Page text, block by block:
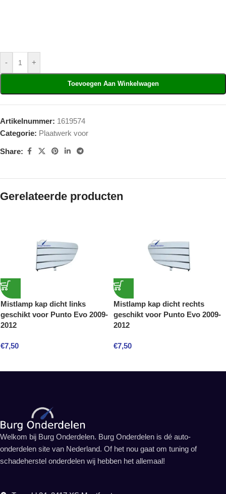
- +
Toevoegen Aan Winkelwagen
Artikelnummer: 1619574
Categorie: Plaatwerk voor
Share:
Gerelateerde producten
Mistlamp kap dicht links
geschikt voor Punto Evo 2009-
2012
€7,50
Mistlamp kap dicht rechts
geschikt voor Punto Evo 2009-
2012
€7,50
Welkom bij Burg Onderdelen. Burg Onderdelen is dé auto-
onderdelen site van Nederland. Of het nou gaat om tuning of
schadeherstel onderdelen wij hebben het allemaal!